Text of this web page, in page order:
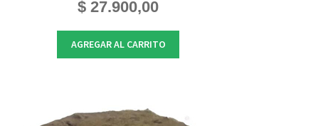
$ 27.900,00
AGREGAR AL CARRITO